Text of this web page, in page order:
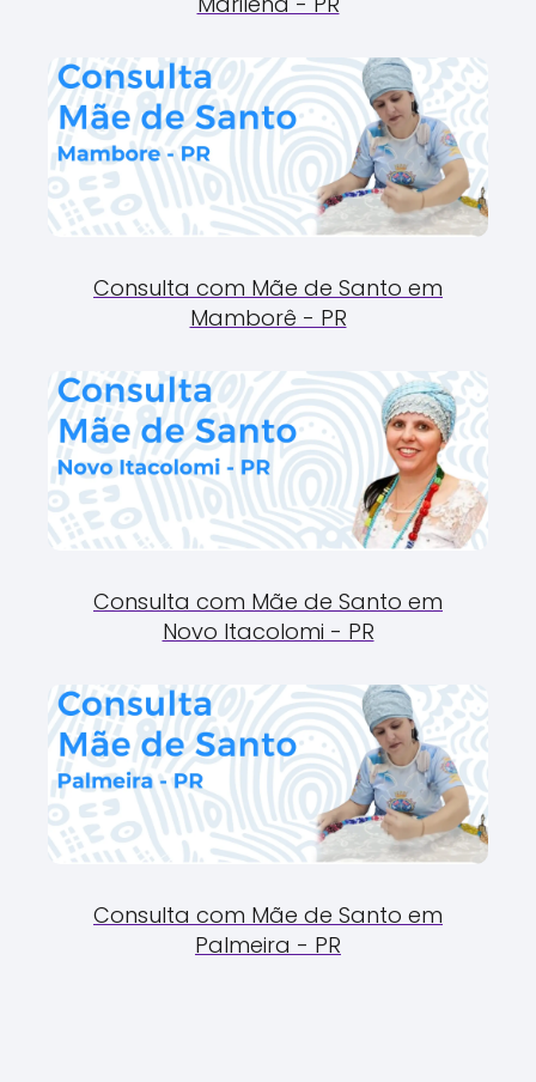
Consulta com Mãe de Santo em
Mamborê - PR
Consulta com Mãe de Santo em
Novo Itacolomi - PR
Consulta com Mãe de Santo em
Palmeira - PR